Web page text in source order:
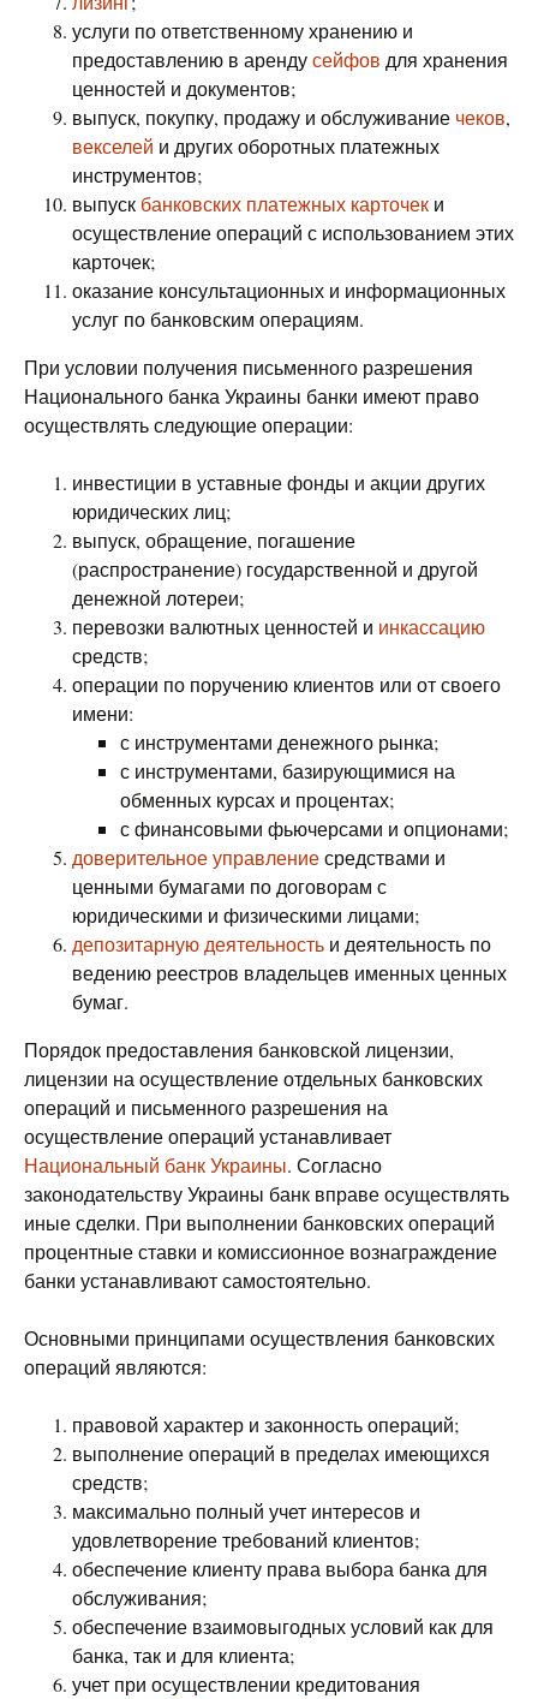
услуги по ответственному хранению и
предоставлению в арендусейфов для хранения
ценностей и документов;
выпуск, покупку, продажу и обслуживание чеков,
векселей и других оборотных платежных
инструментов;
выпуск банковских платежных карточек и
осуществление операций с использованием этих
карточек;
оказание консультационных и информационных
услуг по банковским операциям.
При условии получения письменного разрешения
Национального банка Украины банки имеют право
осуществлять следующие операции:
инвестиции в уставные фонды и акции других
юридических лиц;
выпуск, обращение, погашение
(распространение) государственной и другой
денежной лотереи;
перевозки валютных ценностей и инкассацию
средств;
операции по поручению клиентов или от своего
имени:
с инструментами денежного рынка;
с инструментами, базирующимися на
обменных курсах и процентах;
с финансовыми фьючерсами и опционами;
доверительное управлениесредствами и
ценными бумагами по договорам с
юридическими и физическими лицами;
депозитарную деятельность и деятельность по
ведению реестров владельцев именных ценных
бумаг.
Порядок предоставления банковской лицензии,
лицензии на осуществление отдельных банковских
операций и письменного разрешения на
осуществление операций устанавливает
Национальный банк Украины. Согласно
законодательству Украины банк вправе осуществлять
иные сделки. При выполнении банковских операций
процентные ставки и комиссионное вознаграждение
банки устанавливают самостоятельно.
Основными принципами осуществления банковских
операций являются:
правовой характер и законность операций;
выполнение операций в пределах имеющихся
средств;
максимально полный учет интересов и
удовлетворение требований клиентов;
обеспечение клиенту права выбора банка для
обслуживания;
обеспечение взаимовыгодных условий как для
банка, так и для клиента;
учет при осуществлении кредитования